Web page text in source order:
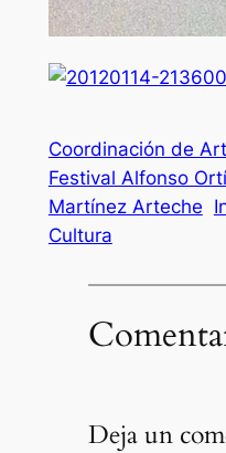
Coordinación de
Festival Alfonso
Martínez Arteche
Cultura
Deja un